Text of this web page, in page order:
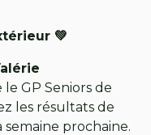
💚
GP Seniors de
les résultats de
prochaine.
complète de
pour
passage des engins
très bientôt, le vôtre